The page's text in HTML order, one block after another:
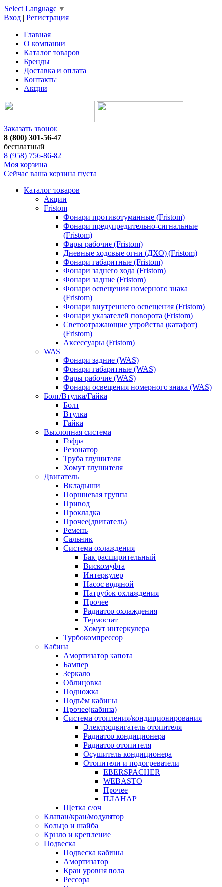
Select Language ▼
Вход | Регистрация
Главная
О компании
Каталог товаров
Бренды
Доставка и оплата
Контакты
Акции
Заказать звонок
8 (800) 301-56-47
бесплатный
8 (958) 756-86-82
Моя корзина
Сейчас ваша корзина пуста
Каталог товаров
Акции
Fristom
Фонари противотуманные (Fristom)
Фонари предупредительно-сигнальные
(Fristom)
Фары рабочие (Fristom)
Дневные ходовые огни (ДХО) (Fristom)
Фонари габаритные (Fristom)
Фонари заднего хода (Fristom)
Фонари задние (Fristom)
Фонари освещения номерного знака
(Fristom)
Фонари внутреннего освещения (Fristom)
Фонари указателей поворота (Fristom)
Светоотражающие утройства (катафот)
(Fristom)
Аксессуары (Fristom)
WAS
Фонари задние (WAS)
Фонари габаритные (WAS)
Фары рабочие (WAS)
Фонари освещения номерного знака (WAS)
Болт/Втулка/Гайка
Болт
Втулка
Гайка
Выхлопная система
Гофра
Резонатор
Труба глушителя
Хомут глушителя
Двигатель
Вкладыши
Поршневая группа
Привод
Прокладка
Прочее(двигатель)
Ремень
Сальник
Система охлаждения
Бак расширительный
Вискомуфта
Интеркулер
Насос водяной
Патрубок охлаждения
Прочее
Радиатор охлаждения
Термостат
Хомут интеркулера
Турбокомпрессор
Кабина
Амортизатор капота
Бампер
Зеркало
Облицовка
Подножка
Подъём кабины
Прочее(кабина)
Система отопления/кондиционирования
Электродвигатель отопителя
Радиатор кондиционера
Радиатор отопителя
Осушитель кондиционера
Отопители и подогреватели
EBERSPACHER
WEBASTO
Прочее
ПЛАНАР
Щетка с/оч
Клапан/кран/модулятор
Кольцо и шайба
Крыло и крепление
Подвеска
Подвеска кабины
Амортизатор
Кран уровня пола
Рессора